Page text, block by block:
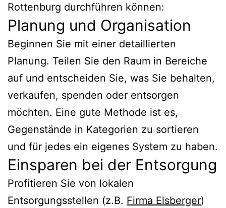
Rottenburg durchführen können:
Planung und Organisation
Beginnen Sie mit einer detaillierten
Planung. Teilen Sie den Raum in Bereiche
auf und entscheiden Sie, was Sie behalten,
verkaufen, spenden oder entsorgen
möchten. Eine gute Methode ist es,
Gegenstände in Kategorien zu sortieren
und für jedes ein eigenes System zu haben.
Einsparen bei der Entsorgung
Profitieren Sie von lokalen
Entsorgungsstellen (z.B. Firma Elsberger)